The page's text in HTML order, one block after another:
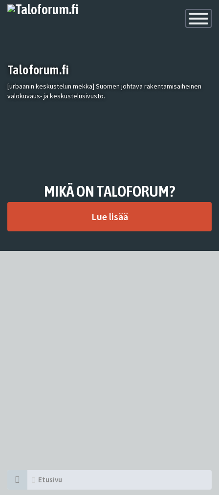
Toggle
Taloforum.fi
[urbaanin keskustelun mekka] Suomen johtava rakentamisaiheinen
valokuvaus- ja keskustelusivusto.
MIKÄ ON TALOFORUM?
Lue lisää
Etusivu